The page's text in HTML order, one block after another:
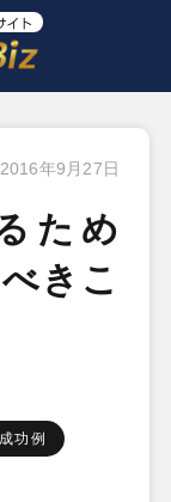
2016年9月27日
ため
きこ
成功例